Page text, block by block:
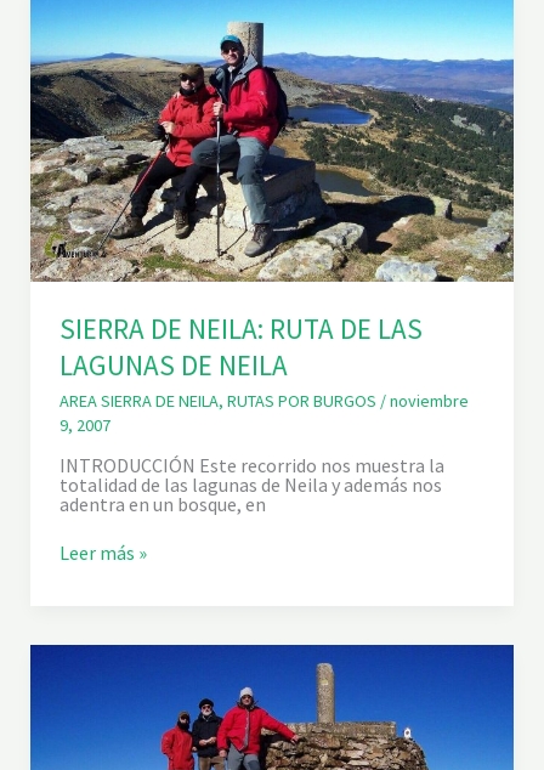
E
N
E
I
L
A
:
R
U
T
A
D
E
L
S
N
I
L
S
A
S
SIERRA DE NEILA: RUTA DE LAS
LAGUNAS DE NEILA
AREA SIERRA DE NEILA, RUTAS POR BURGOS /noviembre
9, 2007
INTRODUCCIÓN Este recorrido nos muestra la
totalidad de las lagunas de Neila y además nos
adentra en un bosque, en
S
A
Leer más »